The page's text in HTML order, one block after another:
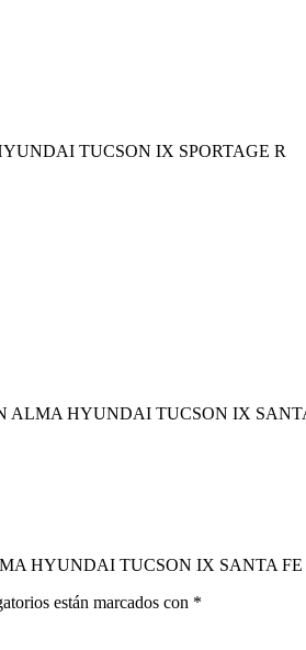
TUCSON IX SPORTAGE R
ALMA HYUNDAI TUCSON IX
HYUNDAI TUCSON IX SANTA FE
están marcados con *